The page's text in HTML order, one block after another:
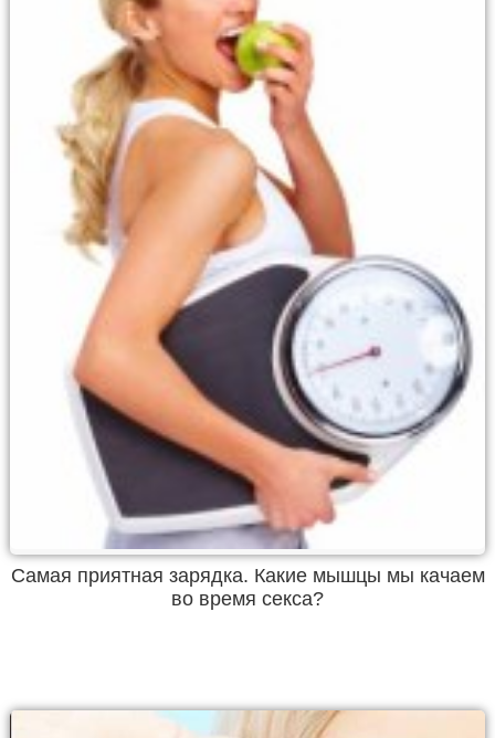
Самая приятная зарядка. Какие мышцы мы качаем
во время секса?